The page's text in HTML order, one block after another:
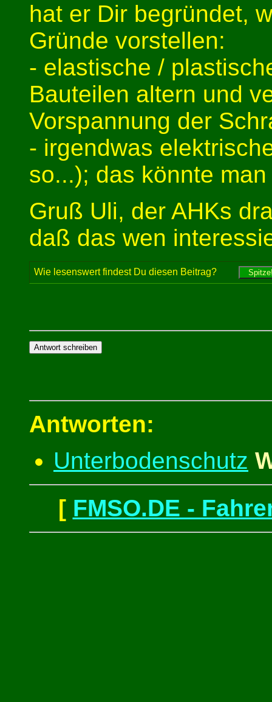
hat er Dir begründet,
Gründe vorstellen:
- elastische /
Bauteilen altern und
Vorspannung der
- irgendwas
so...); das könnte
Gruß Uli, der AHKs
daß das wen
Wie lesenswert findest Du diesen Beitrag?
Antworten:
Unterbodenschutz
[ FMSO.DE -